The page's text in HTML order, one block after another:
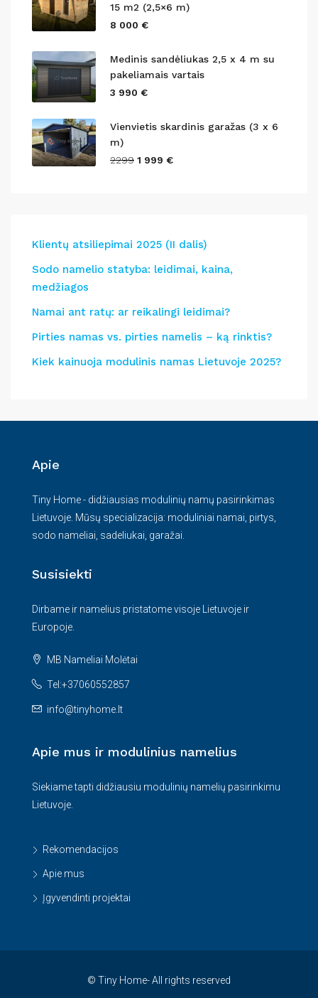
15 m2 (2,5×6 m)
8 000 €
Medinis sandėliukas 2,5 x 4 m su
pakeliamais vartais
3 990 €
Vienvietis skardinis garažas (3 x 6
m)
2299 1 999 €
Klientų atsiliepimai 2025 (II dalis)
Sodo namelio statyba: leidimai, kaina,
medžiagos
Namai ant ratų: ar reikalingi leidimai?
Pirties namas vs. pirties namelis – ką rinktis?
Kiek kainuoja modulinis namas Lietuvoje 2025?
Apie
Tiny Home - didžiausias modulinių namų pasirinkimas
Lietuvoje. Mūsų specializacija: moduliniai namai, pirtys,
sodo nameliai, sadeliukai, garažai.
Susisiekti
Dirbame ir namelius pristatome visoje Lietuvoje ir
Europoje.
MB Nameliai Molėtai
Tel:+37060552857
info@tinyhome.lt
Apie mus ir modulinius namelius
Siekiame tapti didžiausiu modulinių namelių pasirinkimu
Lietuvoje.
Rekomendacijos
Apie mus
Įgyvendinti projektai
© Tiny Home- All rights reserved